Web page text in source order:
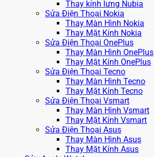
Thay kính lưng Nubia
Sửa Điện Thoại Nokia
Thay Màn Hình Nokia
Thay Mặt Kính Nokia
Sửa Điện Thoại OnePlus
Thay Màn Hình OnePlus
Thay Mặt Kính OnePlus
Sửa Điện Thoại Tecno
Thay Màn Hình Tecno
Thay Mặt Kính Tecno
Sửa Điện Thoại Vsmart
Thay Màn Hình Vsmart
Thay Mặt Kính Vsmart
Sửa Điện Thoại Asus
Thay Màn Hình Asus
Thay Mặt Kính Asus